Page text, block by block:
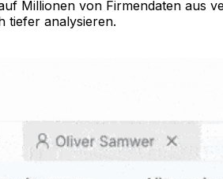
Millionen von Firmendaten aus
tiefer analysieren.